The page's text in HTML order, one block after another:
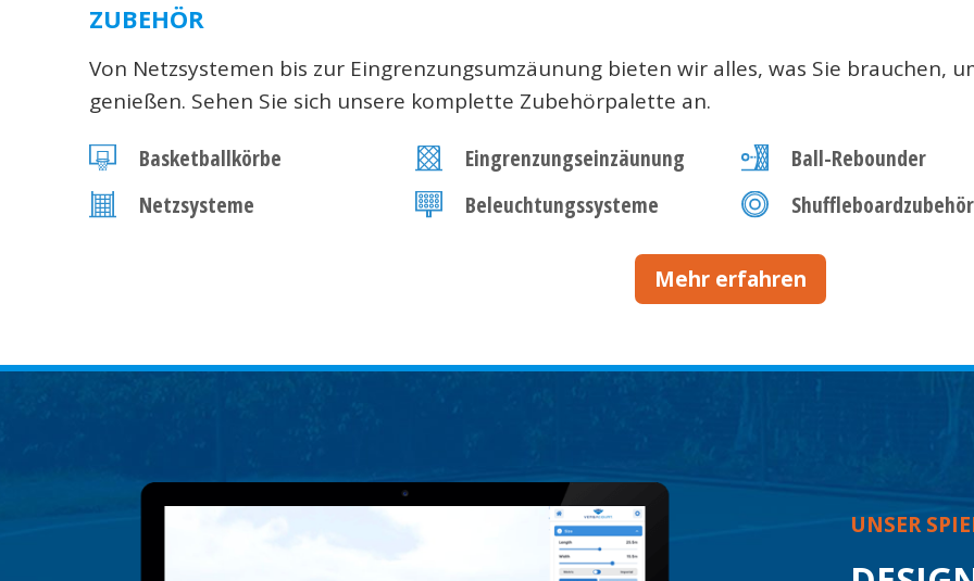
ZUBEHÖR
Von Netzsystemen bis zur Eingrenzungsumzäunung bieten wir alles, was Sie brauchen,
genießen. Sehen Sie sich unsere komplette Zubehörpalette an.
Basketballkörbe
Netzsysteme
Eingrenzungseinzäunung
Beleuchtungssysteme
Ball-Rebounder
Shuffleboardzubehör
Mehr erfahren
UNSER